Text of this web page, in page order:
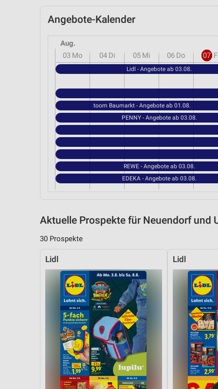
Angebote-Kalender
Aug.
03 Mo 04 Di 05 Mi 06 Do 07
Lidl - Angebote ab 03.08.
toom Baumarkt - Angebote ab 01.08.
PENNY - Angebote ab 03.08.
REWE - Angebote ab 03.08.
EDEKA - Angebote ab 03.08.
Aktuelle Prospekte für Neuendorf und
30 Prospekte
Lidl Lidl